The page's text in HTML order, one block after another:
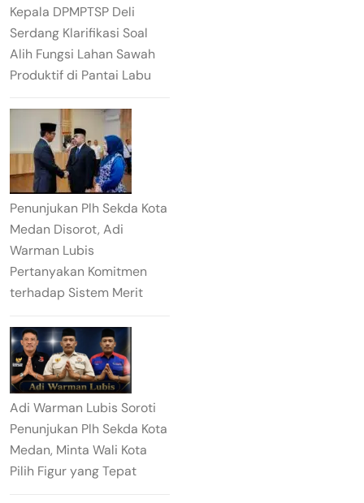
Kepala DPMPTSP Deli
Serdang Klarifikasi Soal
Alih Fungsi Lahan Sawah
Produktif di Pantai Labu
Penunjukan Plh Sekda Kota
Medan Disorot, Adi
Warman Lubis
Pertanyakan Komitmen
terhadap Sistem Merit
Adi Warman Lubis Soroti
Penunjukan Plh Sekda Kota
Medan, Minta Wali Kota
Pilih Figur yang Tepat